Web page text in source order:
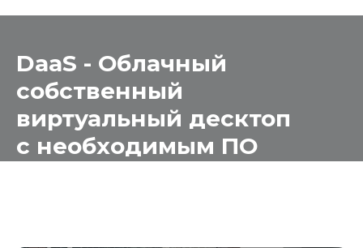
DaaS - Облачный
собственный
виртуальный десктоп
с необходимым ПО